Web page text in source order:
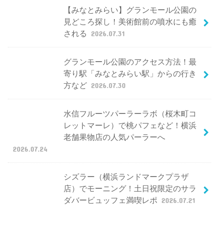
【みなとみらい】グランモール公園の
見どころ探し！美術館前の噴水にも癒
される
2026.07.31
グランモール公園のアクセス方法！最
寄り駅「みなとみらい駅」からの行き
方など 2026.07.30
水信フルーツパーラーラボ（桜木町コ
レットマーレ）で桃パフェなど！横浜
老舗果物店の人気パーラーへ
2026.07.24
シズラー（横浜ランドマークプラザ
店）でモーニング！土日祝限定のサラ
ダバービュッフェ満喫レポ 2026.07.21